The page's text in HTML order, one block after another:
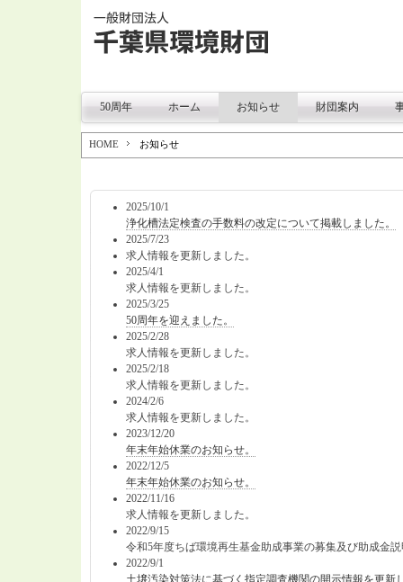
50周年 ホーム お知らせ 財団案内
HOME お知らせ
2025/10/1
浄化槽法定検査の手数料の改定について掲載しました。
2025/7/23
求人情報を更新しました。
2025/4/1
求人情報を更新しました。
2025/3/25
50周年を迎えました。
2025/2/28
求人情報を更新しました。
2025/2/18
求人情報を更新しました。
2024/2/6
求人情報を更新しました。
2023/12/20
年末年始休業のお知らせ。
2022/12/5
年末年始休業のお知らせ。
2022/11/16
求人情報を更新しました。
2022/9/15
令和5年度ちば環境再生基金助成事業の募集及び助成金
2022/9/1
土壌汚染対策法に基づく指定調査機関の開示情報を更新